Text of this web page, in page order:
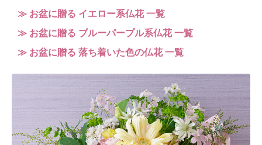
≫ お盆に贈る イエロー系仏花 一覧
≫ お盆に贈る ブルーパープル系仏花 一覧
≫ お盆に贈る 落ち着いた色の仏花 一覧